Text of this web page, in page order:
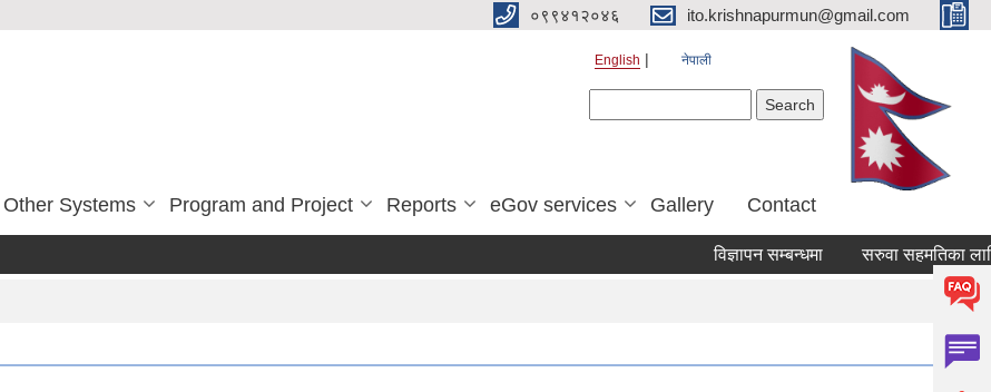
०९९४१२०४६ ito.krishnapurmun@gmail.com
English नेपाली
Other Systems Program and Project Reports eGov services Gallery Contact
विज्ञापन सम्बन्धमा सरुवा सहमतिका